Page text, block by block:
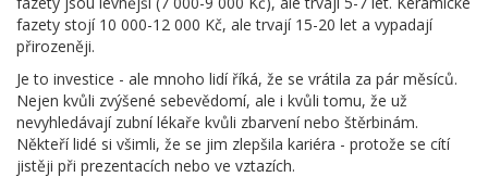
fazety stojí 10 000-12 000 Kč, ale trvají 15-20 let a vypadají
přirozeněji.
Je to investice - ale mnoho lidí říká, že se vrátila za pár měsíců.
Nejen kvůli zvýšené sebevědomí, ale i kvůli tomu, že už
nevyhledávají zubní lékaře kvůli zbarvení nebo štěrbinám.
Někteří lidé si všimli, že se jim zlepšila kariéra - protože se cítí
jistěji při prezentacích nebo ve vztazích.